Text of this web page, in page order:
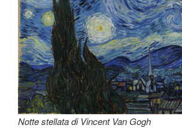
Notte stellata di Vincent Van Gogh